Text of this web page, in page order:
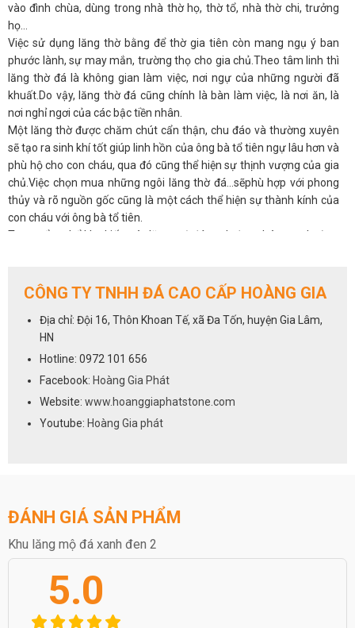
vào đình chùa, dùng trong nhà thờ họ, thờ tổ, nhà thờ chi, trưởng
họ…
Việc sử dụng lăng thờ bằng để thờ gia tiên còn mang ngụ ý ban
phước lành, sự may mắn, trường thọ cho gia chủ.Theo tâm linh thì
lăng thờ đá là không gian làm việc, nơi ngự của những người đã
khuất.Do vậy, lăng thờ đá cũng chính là bàn làm việc, là nơi ăn, là
nơi nghỉ ngơi của các bậc tiền nhân.
Một lăng thờ được chăm chút cẩn thận, chu đáo và thường xuyên
sẽ tạo ra sinh khí tốt giúp linh hồn của ông bà tổ tiên ngự lâu hơn và
phù hộ cho con cháu, qua đó cũng thể hiện sự thịnh vượng của gia
chủ.Việc chọn mua những ngôi lăng thờ đá...sẽphù hợp với phong
thủy và rõ nguồn gốc cũng là một cách thể hiện sự thành kính của
con cháu với ông bà tổ tiên.
Trong tổng thể khu kiến trúc lăng mộ đá xanh đen chúng ta thường
thuộc vào yêu cầu của gia chủ. Để được tư vấn và báo giá nhanh
CÔNG TY TNHH ĐÁ CAO CẤP HOÀNG GIA
Địa chỉ: Đội 16, Thôn Khoan Tế, xã Đa Tốn, huyện Gia Lâm,
HN
Hotline: 0972 101 656
Facebook: Hoàng Gia Phát
Website: www.hoanggiaphatstone.com
Youtube: Hoàng Gia phát
ĐÁNH GIÁ SẢN PHẨM
Khu lăng mộ đá xanh đen 2
5.0